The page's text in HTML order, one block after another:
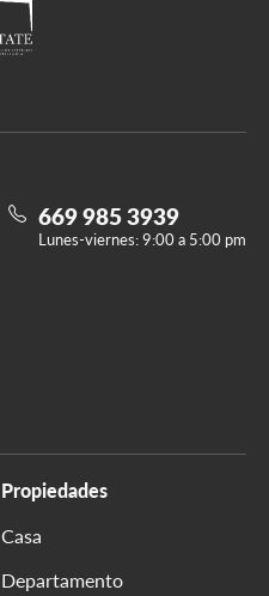
Propiedades
Casa
Departamento
669 985 3939
Lunes-viernes: 9:00 a 5:00 pm